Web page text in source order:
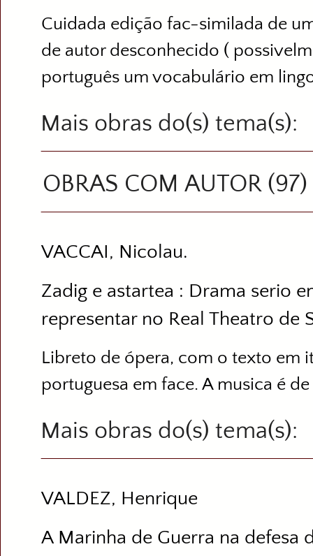
Cuidada edição fac-similada de
de autor desconhecido (
português um vocabulário em
Mais obras do(s)
OBRAS COM AUTOR (97)
VACCAI, Nicolau.
Zadig e astartea : Drama serio
representar no Real Theatro de
Libreto de ópera, com o texto em
portuguesa em face. A musica é
Mais obras do(s)
VALDEZ, Henrique
A Marinha de Guerra na defesa